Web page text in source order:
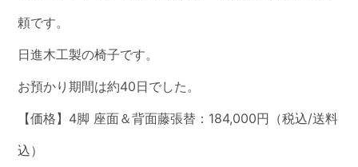
頼です。
日進木工製の椅子です。
お預かり期間は約40日でした。
【価格】4脚 座面＆背面藤張替：184,000円（税込/送料
込）